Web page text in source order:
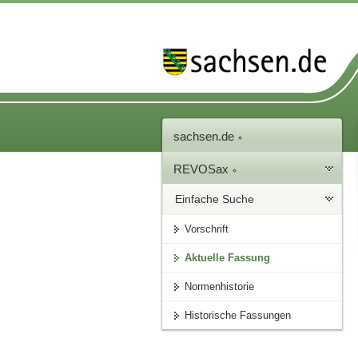
sachsen.de
REVOSax
Einfache Suche
Vorschrift
Aktuelle Fassung
Normenhistorie
Historische Fassungen